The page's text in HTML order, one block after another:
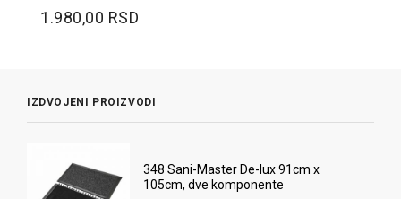
1.980,00 RSD
IZDVOJENI PROIZVODI
348 Sani-Master De-lux 91cm x
105cm, dve komponente